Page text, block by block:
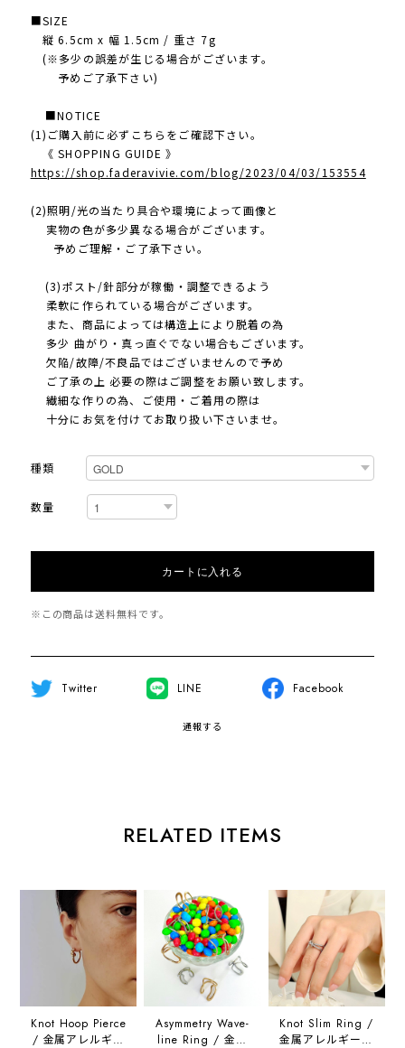
■SIZE
縦 6.5cm x 幅 1.5cm / 重さ 7g
(※多少の誤差が生じる場合がございます。
予めご了承下さい)
■NOTICE
(1)ご購入前に必ずこちらをご確認下さい。
《 SHOPPING GUIDE 》
https://shop.faderavivie.com/blog/2023/04/03/153554
(2)照明/光の当たり具合や環境によって画像と
実物の色が多少異なる場合がございます。
予めご理解・ご了承下さい。
(3)ポスト/針部分が稼働・調整できるよう
柔軟に作られている場合がございます。
また、商品によっては構造上により脱着の為
多少 曲がり・真っ直ぐでない場合もございます。
欠陥/故障/不良品ではございませんので予め
ご了承の上 必要の際はご調整をお願い致します。
繊細な作りの為、ご使用・ご着用の際は
十分にお気を付けてお取り扱い下さいませ。
種類
数量
カートに入れる
※この商品は送料無料です。
Twitter LINE Facebook
通報する
RELATED ITEMS
Knot Hoop Pierce
/ 金属アレルギー
Asymmetry Wave-
line Ring / 金属
Knot Slim Ring /
金属アレルギー対